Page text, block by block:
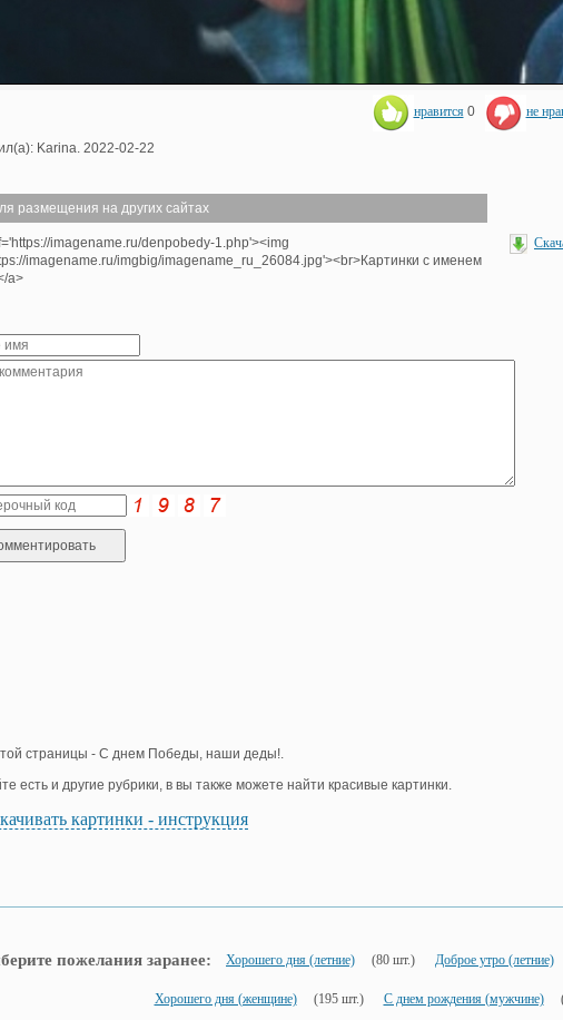
нравится 0 не
Karina. 2022-02-22
размещения на других сайтах
imagename.ru/denpobedy-1.php'><img
imagename.ru/imgbig/imagename_ru_26084.jpg'><br>Картинки с именем
a>
страницы - С днем Победы, наши деды!.
есть и другие рубрики, в вы также можете найти красивые картинки.
картинки - инструкция
пожелания заранее: Хорошего дня (летние) (80 шт.) Доброе утро (летние)
Хорошего дня (женщине) (195 шт.) С днем рождения (мужчине)